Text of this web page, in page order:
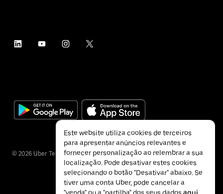
© 2026 Uber Technologies Inc.
Este website utiliza cookies de terceiros
para apresentar anúncios relevantes e
fornecer personalização ao relembrar a sua
localização. Pode desativar estes cookies
selecionando o botão "Desativar" abaixo. Se
tiver uma conta Uber, pode cancelar a